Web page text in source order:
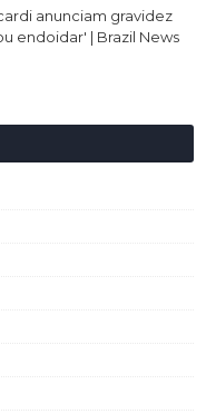
anunciam gravidez
endoidar' | Brazil News